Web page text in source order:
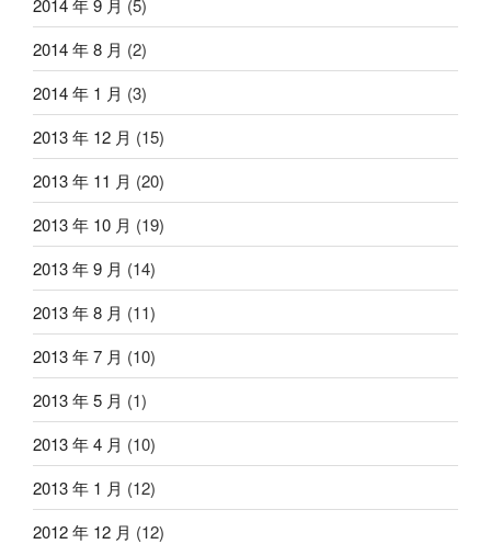
2014 年 8 月 (2)
2014 年 1 月 (3)
2013 年 12 月 (15)
2013 年 11 月 (20)
2013 年 10 月 (19)
2013 年 9 月 (14)
2013 年 8 月 (11)
2013 年 7 月 (10)
2013 年 5 月 (1)
2013 年 4 月 (10)
2013 年 1 月 (12)
2012 年 12 月 (12)